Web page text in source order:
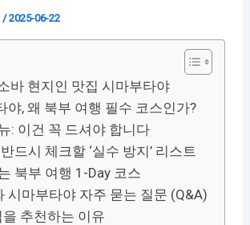
/2025-06-22
바 현지인 맛집 시마부타야
야, 왜 북부 여행 필수 코스인가?
: 이건 꼭 드셔야 합니다
드시 체크할 ‘실수 방지’ 리스트
북부 여행 1-Day 코스
시마부타야 자주 묻는 질문 (Q&A)
추천하는 이유